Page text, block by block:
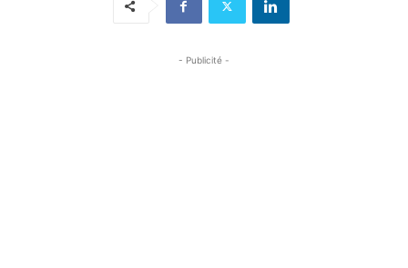
- Publicité -